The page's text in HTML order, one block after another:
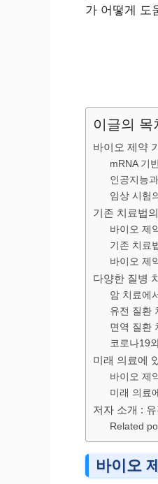
가 어떻게 도
이글의 목
바이오 제약
mRNA 기
인공지능
임상 시험
기존 치료법
바이오 제
기존 치료
바이오 제
다양한 질병
암 치료에
유전 질환
면역 질환
코로나19
미래 의료에
바이오 제
미래 의료
저자 소개 :
Related
바이오